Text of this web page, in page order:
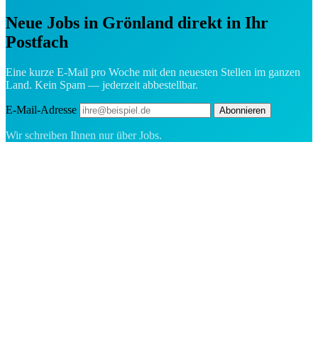
Neue Jobs in Grönland direkt in Ihr
Postfach
Eine kurze E-Mail pro Woche mit den neuesten Stellen im ganzen
Land. Kein Spam — jederzeit abbestellbar.
E-Mail-Adresse Abonnieren
Wir schreiben Ihnen nur über Jobs.